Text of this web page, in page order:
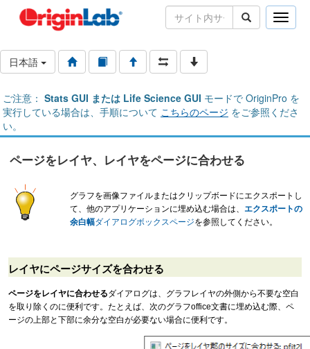
Toggle
日本語
ご注意： Stats GUI または Life Science GUI モードで OriginPro を
実行している場合は、手順について こちらのページ をご参照くださ
い。
ページをレイヤ、レイヤをページに合わせる
グラフを画像ファイルまたはクリップボードにエクスポートし
て、他のアプリケーションに埋め込む場合は、 エクスポートの
余白幅ダイアログボックスページを参照してください。
レイヤにページサイズを合わせる
ページをレイヤに合わせるダイアログは、グラフレイヤの外側から不要な空白
を取り除くのに便利です。たとえば、次のグラフoffice文書に埋め込む際、ペ
ージの上部と下部に余分な空白が必要ない場合に便利です。